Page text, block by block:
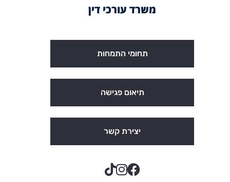
משרד עורכי דין
תחומי התמחות
תיאום פגישה
יצירת קשר